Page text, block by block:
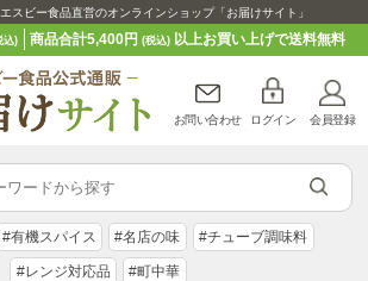
スビー食品直営のオンラインショップ「お届けサイト」
込) 商品合計5,400円 (税込)以上お買い上げで送料無料
お問い合わせ ログイン 会員登録
#有機スパイス #名店の味 #チューブ調味料
#レンジ対応品 #町中華